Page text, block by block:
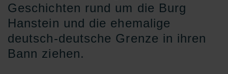
Geschichten rund um die Burg
Hanstein und die ehemalige
deutsch-deutsche Grenze in ihren
Bann ziehen.